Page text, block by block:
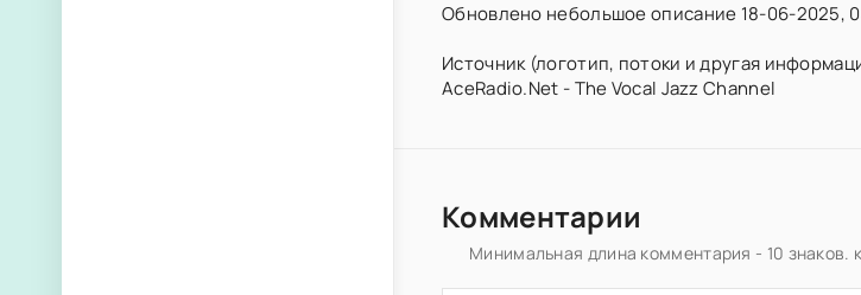
Обновлено небольшое описание 18-06-2025,
Источник (логотип, потоки и другая
AceRadio.Net - The Vocal Jazz Channel
Комментарии
Минимальная длина комментария - 10